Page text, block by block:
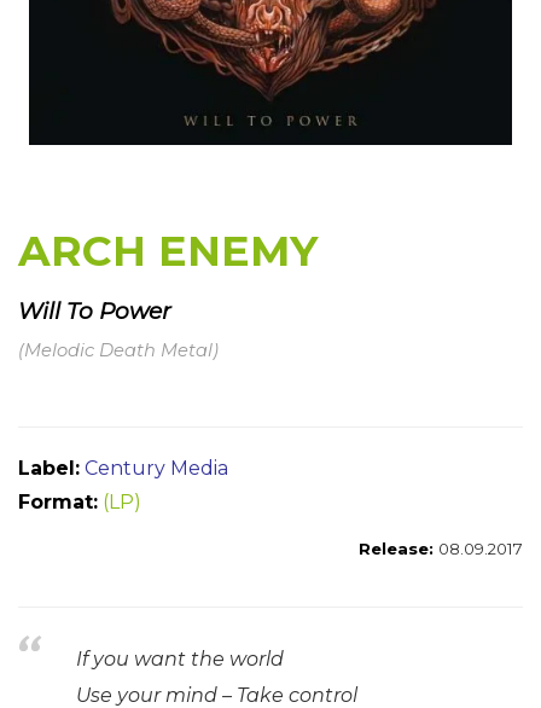
ARCH ENEMY
Will To Power
(Melodic Death Metal)
Label: Century Media
Format: (LP)
Release: 08.09.2017
If you want the world
Use your mind – Take control